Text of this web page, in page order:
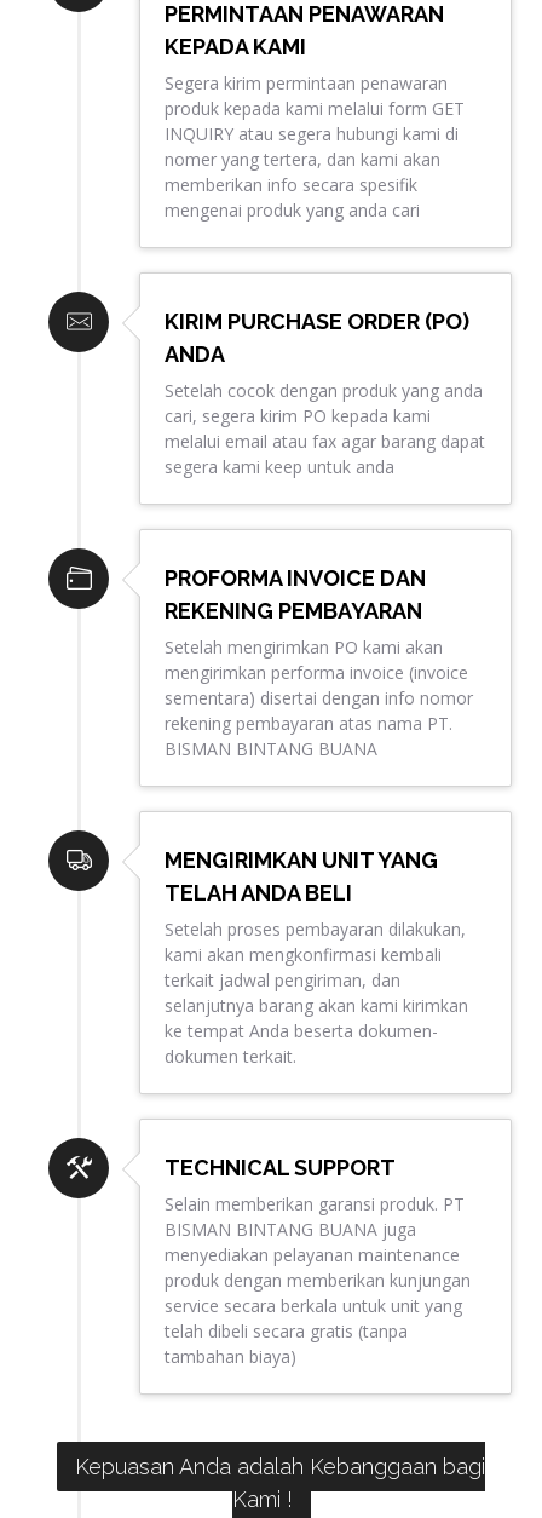
PERMINTAAN PENAWARAN
KEPADA KAMI
Segera kirim permintaan penawaran
produk kepada kami melalui form GET
INQUIRY atau segera hubungi kami di
nomer yang tertera, dan kami akan
memberikan info secara spesifik
mengenai produk yang anda cari
KIRIM PURCHASE ORDER (PO)
ANDA
Setelah cocok dengan produk yang anda
cari, segera kirim PO kepada kami
melalui email atau fax agar barang dapat
segera kami keep untuk anda
PROFORMA INVOICE DAN
REKENING PEMBAYARAN
Setelah mengirimkan PO kami akan
mengirimkan performa invoice (invoice
sementara) disertai dengan info nomor
rekening pembayaran atas nama PT.
BISMAN BINTANG BUANA
MENGIRIMKAN UNIT YANG
TELAH ANDA BELI
Setelah proses pembayaran dilakukan,
kami akan mengkonfirmasi kembali
terkait jadwal pengiriman, dan
selanjutnya barang akan kami kirimkan
ke tempat Anda beserta dokumen-
dokumen terkait.
TECHNICAL SUPPORT
Selain memberikan garansi produk. PT
BISMAN BINTANG BUANA juga
menyediakan pelayanan maintenance
produk dengan memberikan kunjungan
service secara berkala untuk unit yang
telah dibeli secara gratis (tanpa
tambahan biaya)
Kepuasan Anda adalah Kebanggaan bagi
Kami !